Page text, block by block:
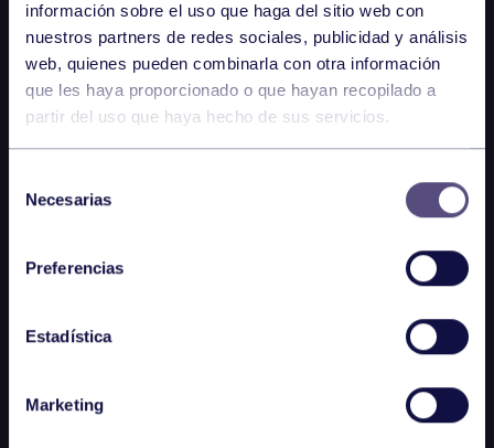
información sobre el uso que haga del sitio web con
nuestros partners de redes sociales, publicidad y análisis
web, quienes pueden combinarla con otra información
que les haya proporcionado o que hayan recopilado a
partir del uso que haya hecho de sus servicios.
Necesarias
Preferencias
Estadística
Marketing